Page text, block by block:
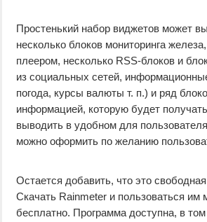
Простенький набор виджетов может
несколько блоков мониторинга
плеером, несколько RSS-блоков и
из социальных сетей,
погода, курсы валюты т. п.) и ряд
информацией, которую будет
выводить в удобном для
можно оформить по желанию
Остается добавить, что это
Скачать Rainmeter и пользоваться им
бесплатно. Программа доступна, в